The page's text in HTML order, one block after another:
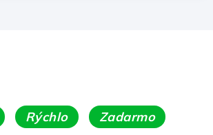
Rýchlo Zadarmo